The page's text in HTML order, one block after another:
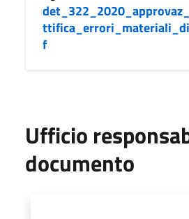
f
Ufficio
documento